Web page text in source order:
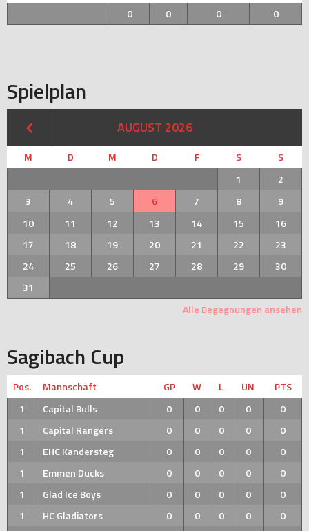
0
0 0 0
Spielplan
AUGUST 2026
M D M D F S
S
1
2
3
4 5 6 7 8
9
10
11 12 13 14 15
16
17
18 19 20 21 22
23
24
25 26 27 28 29
30
31
Alle Begegnungen ansehen
Sagibach Cup
Pos. Mannschaft GP W L UN
PTS
1
Capital Bulls 0 0 0 0
0
1
Capital Rangers 0 0 0 0
0
1
EHC Kandersteg 0 0 0 0
0
1
Emmen Ducks 0 0 0 0
0
1
Glad Ice Boys 0 0 0 0
0
1
HC Gladiators 0 0 0 0
0